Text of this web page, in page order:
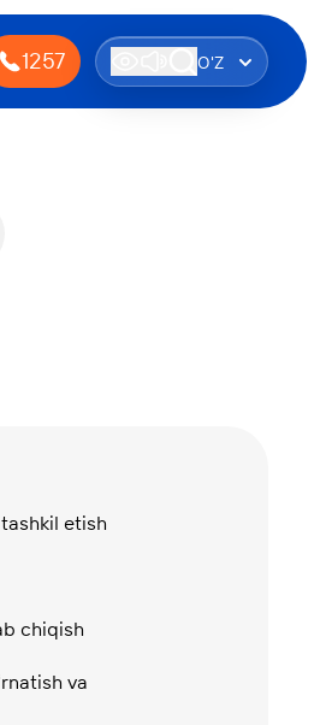
1257 O'Z
etish
chiqish
va